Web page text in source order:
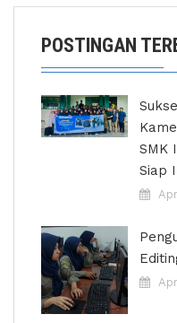
POSTINGAN
SMK
Siap